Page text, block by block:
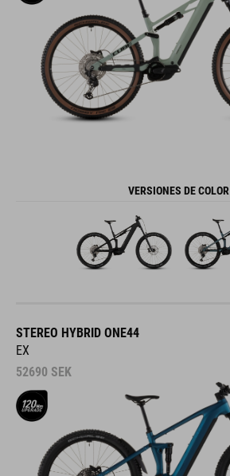
VERSIONES DE COLOR
STEREO HYBRID ONE44
EX
52690 SEK